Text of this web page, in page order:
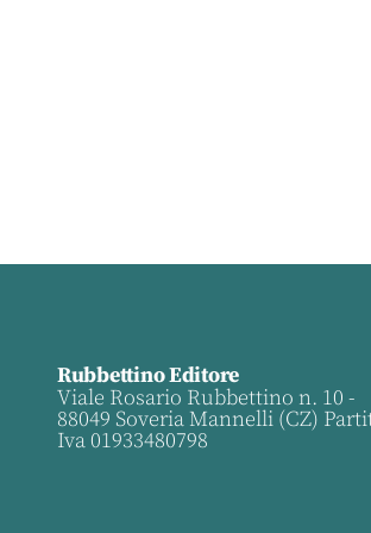
Rubbettino Editore
Viale Rosario Rubbettino n. 10 -
88049 Soveria Mannelli (CZ)
Iva 01933480798